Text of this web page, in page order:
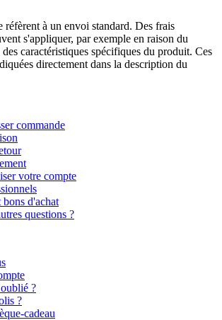
réfèrent à un envoi standard. Des frais
s'appliquer, par exemple en raison du
caractéristiques spécifiques du produit. Ces
directement dans la description du
commande
votre compte
d'achat
questions ?
?
?
cadeau